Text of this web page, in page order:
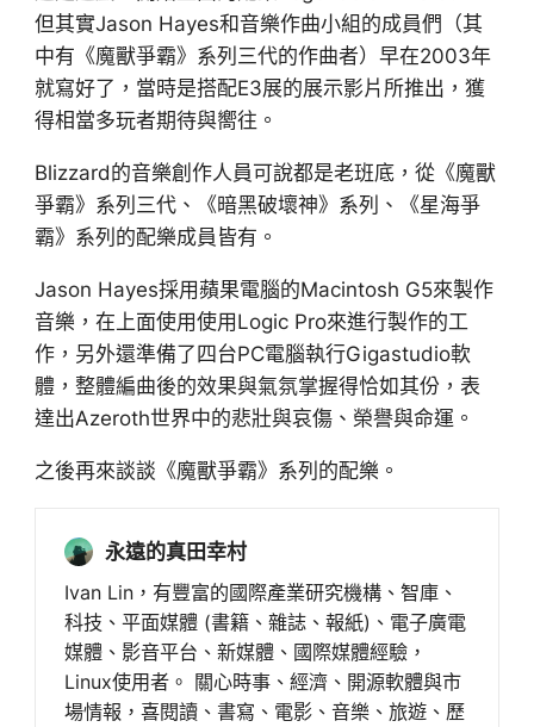
但其實Jason Hayes和音樂作曲小組的成員們（其
中有《魔獸爭霸》系列三代的作曲者）早在2003年
就寫好了，當時是搭配E3展的展示影片所推出，獲
得相當多玩者期待與嚮往。
Blizzard的音樂創作人員可說都是老班底，從《魔獸
爭霸》系列三代、《暗黑破壞神》系列、《星海爭
霸》系列的配樂成員皆有。
Jason Hayes採用蘋果電腦的Macintosh G5來製作
音樂，在上面使用使用Logic Pro來進行製作的工
作，另外還準備了四台PC電腦執行Gigastudio軟
體，整體編曲後的效果與氣氛掌握得恰如其份，表
達出Azeroth世界中的悲壯與哀傷、榮譽與命運。
之後再來談談《魔獸爭霸》系列的配樂。
永遠的真田幸村
Ivan Lin，有豐富的國際產業研究機構、智庫、
科技、平面媒體 (書籍、雜誌、報紙)、電子廣電
媒體、影音平台、新媒體、國際媒體經驗，
Linux使用者。 關心時事、經濟、開源軟體與市
場情報，喜閱讀、書寫、電影、音樂、旅遊、歷